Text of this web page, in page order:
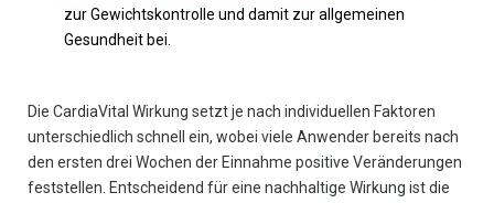
zur Gewichtskontrolle und damit zur allgemeinen
Gesundheit bei.
Die CardiaVital Wirkung setzt je nach individuellen Faktoren
unterschiedlich schnell ein, wobei viele Anwender bereits nach
den ersten drei Wochen der Einnahme positive Veränderungen
feststellen. Entscheidend für eine nachhaltige Wirkung ist die